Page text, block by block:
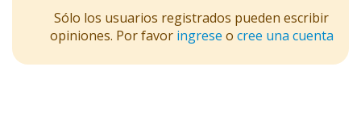
Sólo los usuarios registrados pueden escribir
opiniones. Por favor ingrese o cree una cuenta